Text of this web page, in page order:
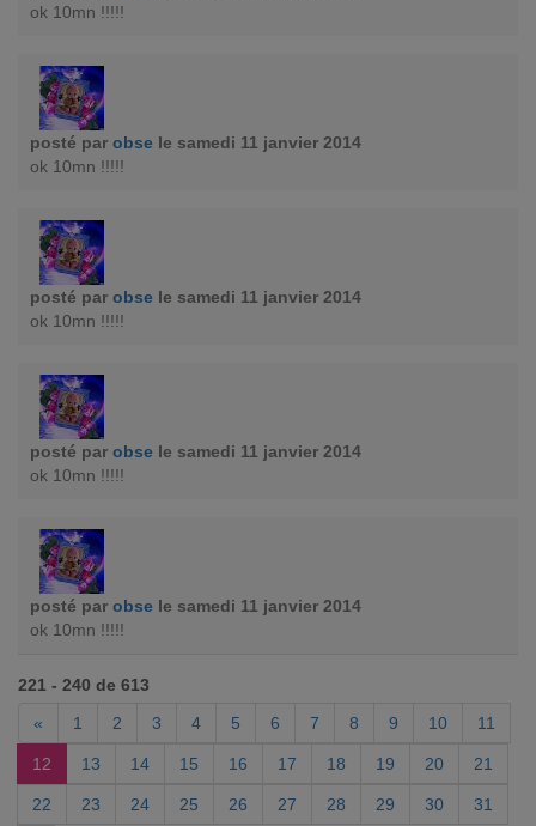
ok 10mn !!!!!
posté par obse le samedi 11 janvier 2014
ok 10mn !!!!!
posté par obse le samedi 11 janvier 2014
ok 10mn !!!!!
posté par obse le samedi 11 janvier 2014
ok 10mn !!!!!
posté par obse le samedi 11 janvier 2014
ok 10mn !!!!!
221 - 240 de 613
«
1 2 3 4 5 6 7 8 9 10 11
12 13 14 15 16 17 18 19 20 21
22 23 24 25 26 27 28 29 30 31